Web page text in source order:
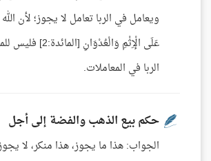
ويعامل في الربا تعامل لا يجوز؛ لأن
عَلَى الْإِثْمِ
الربا في المعاملات.
حكم بيع الذهب والفضة إلى أجل
الجواب: هذا ما يجوز، هذا منكر، لا